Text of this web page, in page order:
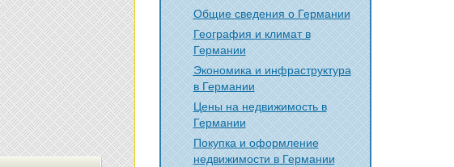
Общие сведения о Германии
География и климат в
Германии
Экономика и инфраструктура
в Германии
Цены на недвижимость в
Германии
Покупка и оформление
недвижимости в Германии